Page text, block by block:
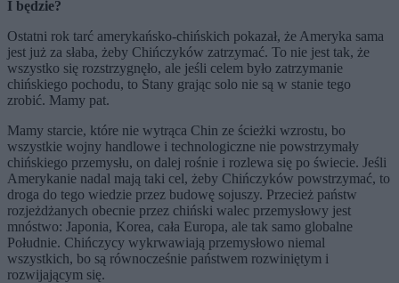
I będzie?
Ostatni rok tarć amerykańsko-chińskich pokazał, że Ameryka sama
jest już za słaba, żeby Chińczyków zatrzymać. To nie jest tak, że
wszystko się rozstrzygnęło, ale jeśli celem było zatrzymanie
chińskiego pochodu, to Stany grając solo nie są w stanie tego
zrobić. Mamy pat.
Mamy starcie, które nie wytrąca Chin ze ścieżki wzrostu, bo
wszystkie wojny handlowe i technologiczne nie powstrzymały
chińskiego przemysłu, on dalej rośnie i rozlewa się po świecie. Jeśli
Amerykanie nadal mają taki cel, żeby Chińczyków powstrzymać, to
droga do tego wiedzie przez budowę sojuszy. Przecież państw
rozjeżdżanych obecnie przez chiński walec przemysłowy jest
mnóstwo: Japonia, Korea, cała Europa, ale tak samo globalne
Południe. Chińczycy wykrwawiają przemysłowo niemal
wszystkich, bo są równocześnie państwem rozwiniętym i
rozwijającym się.